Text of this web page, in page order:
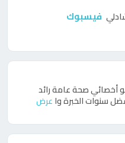
فيسبوك
أخصائي صحة عامة رائد
سنوات الخبرة وا عرض